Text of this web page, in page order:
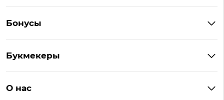
Букмекеры на Андроид
БК для ставок на киберспорт
Бонусы
Бонус на депозит
Букмекеры
О нас